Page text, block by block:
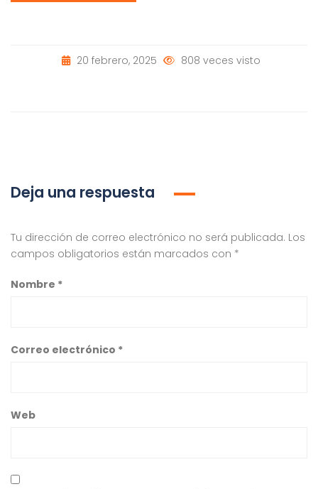
20 febrero, 2025 808 veces visto
Deja una respuesta
Tu dirección de correo electrónico no será publicada. Los
campos obligatorios están marcados con *
Nombre *
Correo electrónico *
Web